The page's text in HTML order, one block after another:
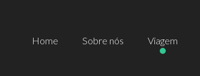
Home Sobre nós Viagem